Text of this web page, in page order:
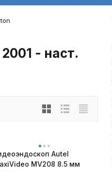
- наст.
Autel
MV208 8.5 мм